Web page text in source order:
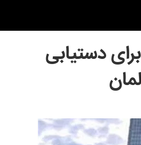
دستیابی